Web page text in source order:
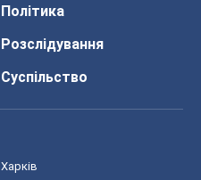
Політика
Розслідування
Суспільство
Харків